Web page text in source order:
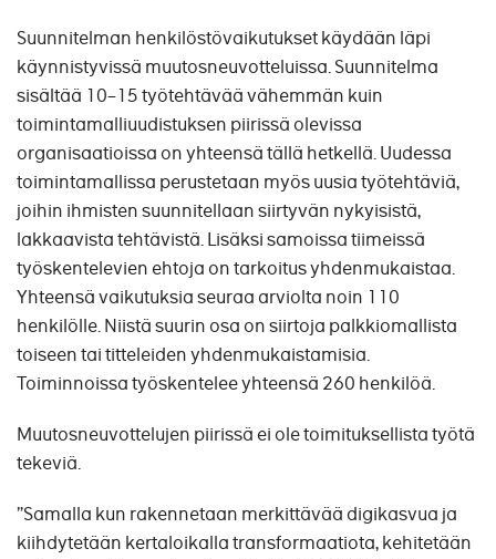
Suunnitelman henkilöstövaikutukset käydään läpi
käynnistyvissä muutosneuvotteluissa. Suunnitelma
sisältää 10–15 työtehtävää vähemmän kuin
toimintamalliuudistuksen piirissä olevissa
organisaatioissa on yhteensä tällä hetkellä. Uudessa
toimintamallissa perustetaan myös uusia työtehtäviä,
joihin ihmisten suunnitellaan siirtyvän nykyisistä,
lakkaavista tehtävistä. Lisäksi samoissa tiimeissä
työskentelevien ehtoja on tarkoitus yhdenmukaistaa.
Yhteensä vaikutuksia seuraa arviolta noin 110
henkilölle. Niistä suurin osa on siirtoja palkkiomallista
toiseen tai titteleiden yhdenmukaistamisia.
Toiminnoissa työskentelee yhteensä 260 henkilöä.
Muutosneuvottelujen piirissä ei ole toimituksellista työtä
tekeviä.
”Samalla kun rakennetaan merkittävää digikasvua ja
kiihdytetään kertaloikalla transformaatiota, kehitetään